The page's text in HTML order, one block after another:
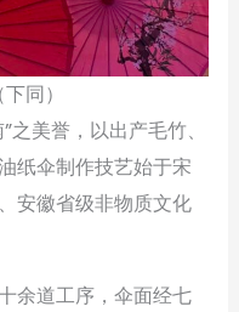
同）
美誉，以出产毛竹、
纸伞制作技艺始于宋
安徽省级非物质文化
余道工序，伞面经七